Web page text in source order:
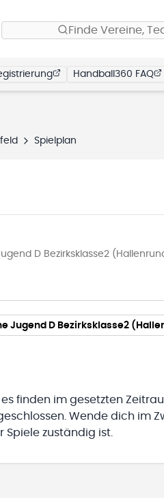
Finde Vereine,
Handball360 FAQ
Spielplan
D Bezirksklasse2
Jugend D Bezirksklasse2
finden im gesetzten
Wende dich im
Spiele zuständig ist.